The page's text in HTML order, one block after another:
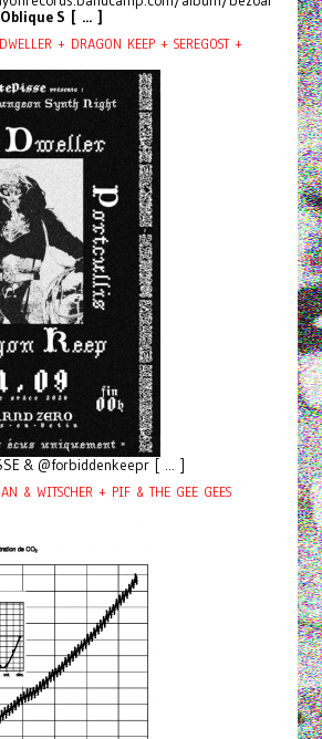
Oblique S [ ... ]
+ DRAGON KEEP + SEREGOST +
& @forbiddenkeepr [ ... ]
& WITSCHER + PIF & THE GEE GEES